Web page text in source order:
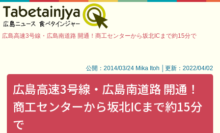
広島高速3号線・広島南道路 開通！商工センターから坂北ICまで約15分で
公開：2014/03/24 Mika Itoh │更新：2022/04/02
広島高速3号線・広島南道路 開通！
商工センターから坂北ICまで約15分
で